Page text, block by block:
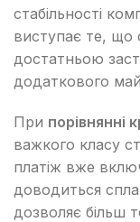
стабільності
виступає те, що
достатньою
додаткового
При порівнянні
важкого класу
платіж вже
доводиться
дозволяє більш